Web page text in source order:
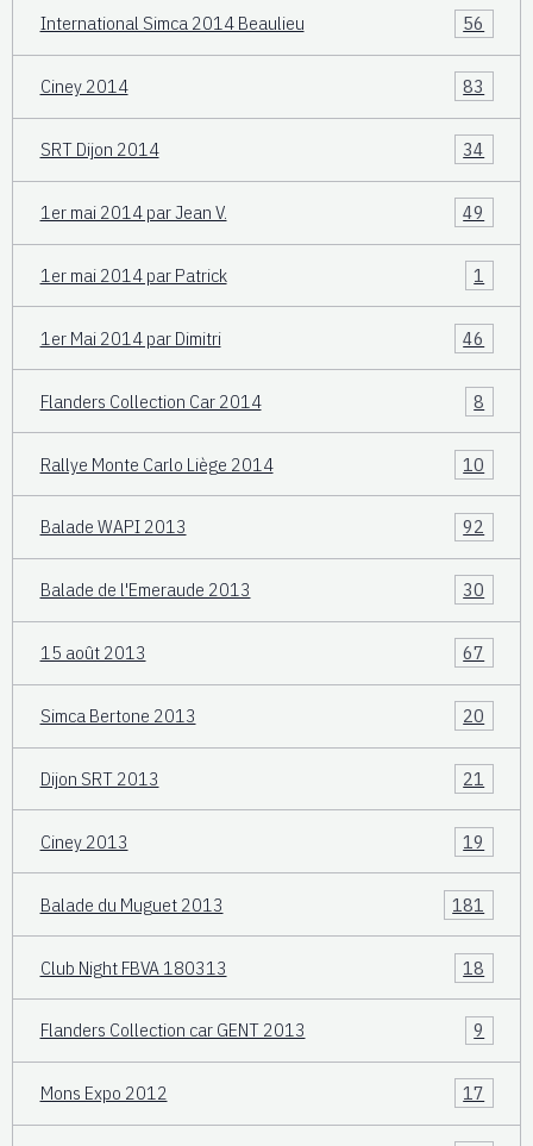
International Simca 2014 Beaulieu 56
Ciney 2014 83
SRT Dijon 2014 34
1er mai 2014 par Jean V. 49
1er mai 2014 par Patrick 1
1er Mai 2014 par Dimitri 46
Flanders Collection Car 2014 8
Rallye Monte Carlo Liège 2014 10
Balade WAPI 2013 92
Balade de l'Emeraude 2013 30
15 août 2013 67
Simca Bertone 2013 20
Dijon SRT 2013 21
Ciney 2013 19
Balade du Muguet 2013 181
Club Night FBVA 180313 18
Flanders Collection car GENT 2013 9
Mons Expo 2012 17